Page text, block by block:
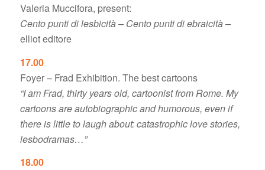
Valeria Muccifora, present:
Cento punti di lesbicità – Cento punti di ebraicità –
elliot editore
17.00
Foyer – Frad Exhibition. The best cartoons
“I am Frad, thirty years old, cartoonist from Rome. My
cartoons are autobiographic and humorous, even if
there is little to laugh about: catastrophic love stories,
lesbodramas…”
18.00